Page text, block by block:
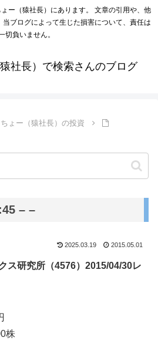
ー（猿社長）にあります。 文章の引用や、他
ブログによって生じた損害について、責任は
切負いません。
社長）で検索さんのブログ
ょー（猿社長）の投資
– –
2025.03.19 2015.05.01
ス研究所（4576）2015/04/30レ
株